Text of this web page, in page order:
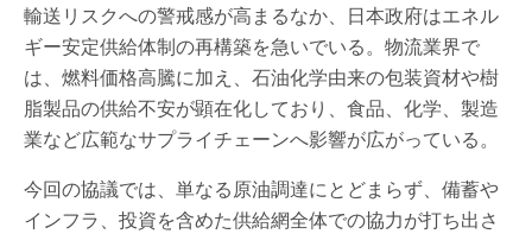
輸送リスクへの警戒感が高まるなか、日本政府はエネル
ギー安定供給体制の再構築を急いでいる。物流業界で
は、燃料価格高騰に加え、石油化学由来の包装資材や樹
脂製品の供給不安が顕在化しており、食品、化学、製造
業など広範なサプライチェーンへ影響が広がっている。
今回の協議では、単なる原油調達にとどまらず、備蓄や
インフラ、投資を含めた供給網全体での協力が打ち出さ